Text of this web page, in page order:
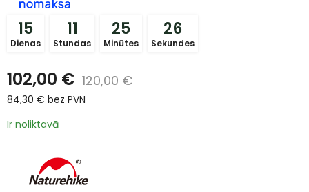
15
Dienas
11
Stundas
25
Minūtes
26
Sekundes
102,00 € 120,00€
84,30 € bez PVN
Ir noliktavā